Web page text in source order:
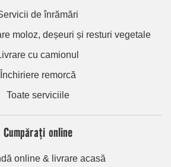
de înrămări
moloz, deșeuri și resturi vegetale
cu camionul
Închiriere remorcă
Toate serviciile
Cumpărați online
online & livrare acasă